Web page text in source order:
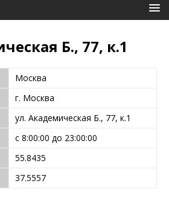
Б., 77, к.1
Москва
г. Москва
ул. Академическая Б., 77, к.1
с 8:00:00 до 23:00:00
55.8435
37.5557